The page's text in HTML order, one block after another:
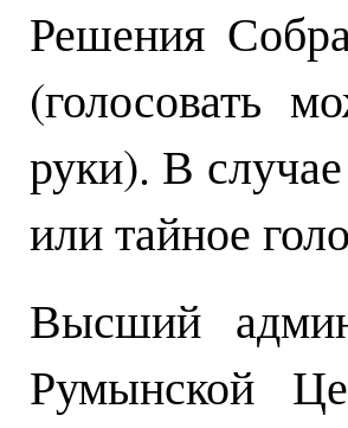
Решения
(голосовать
руки). В
или тайное
Высший
Румынской